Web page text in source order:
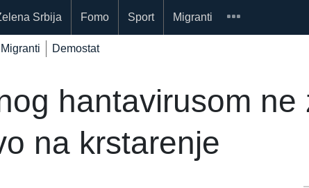
Srbija Fomo Sport Migranti
Migranti Demostat
hantavirusom ne
na krstarenje